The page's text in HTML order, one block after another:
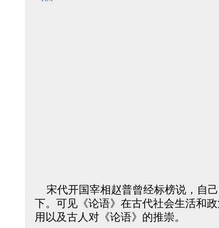
宋代开国宰相赵普曾经标榜说，自
下。可见《论语》在古代社会生活和
用以及古人对《论语》的推崇。